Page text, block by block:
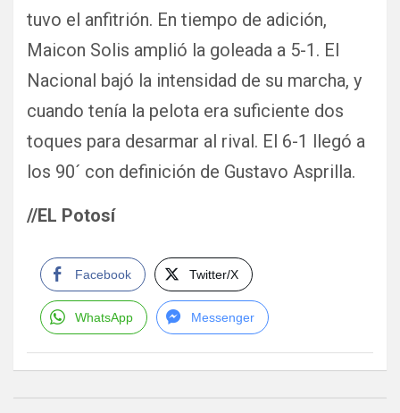
tuvo el anfitrión. En tiempo de adición,
Maicon Solis amplió la goleada a 5-1. El
Nacional bajó la intensidad de su marcha, y
cuando tenía la pelota era suficiente dos
toques para desarmar al rival. El 6-1 llegó a
los 90´ con definición de Gustavo Asprilla.
//EL Potosí
Facebook Twitter/X
WhatsApp Messenger